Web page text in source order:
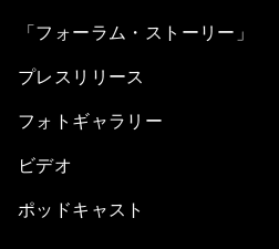
「フォーラム・ストーリー」
プレスリリース
フォトギャラリー
ビデオ
ポッドキャスト